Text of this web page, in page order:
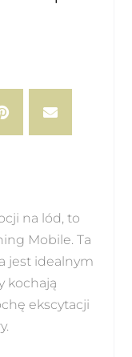
na lód, to
Mobile. Ta
jest idealnym
kochają
ekscytacji